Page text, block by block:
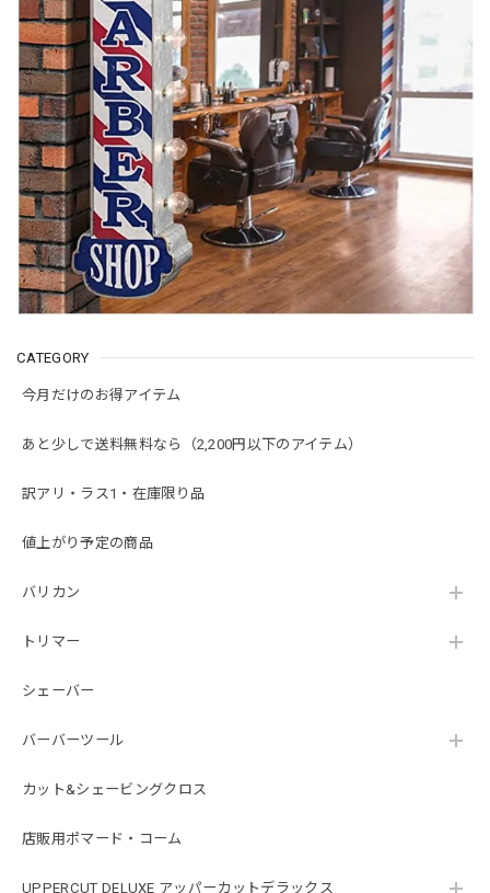
CATEGORY
今月だけのお得アイテム
あと少しで送料無料なら（2,200円以下のアイテム）
訳アリ・ラス1・在庫限り品
値上がり予定の商品
バリカン
トリマー
シェーバー
バーバーツール
カット&シェービングクロス
店販用ポマード・コーム
UPPERCUT DELUXE アッパーカットデラックス